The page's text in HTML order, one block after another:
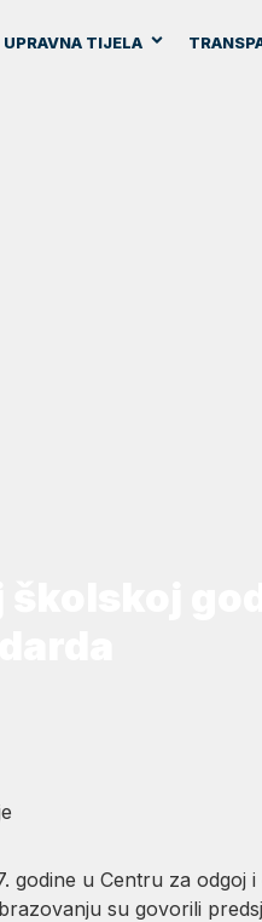
UPRAVNA TIJELA
godine u Centru za odgoj
su govorili